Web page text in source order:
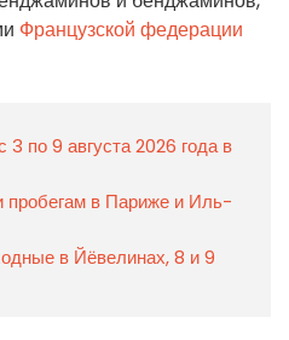
Французской федерации
по 9 августа 2026 года в
пробегам в Париже и Иль-
в Йёвелинах, 8 и 9